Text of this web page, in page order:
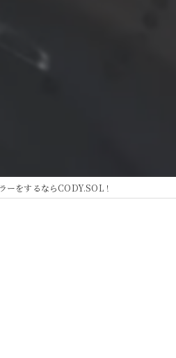
ーをするならCODY.SOL！